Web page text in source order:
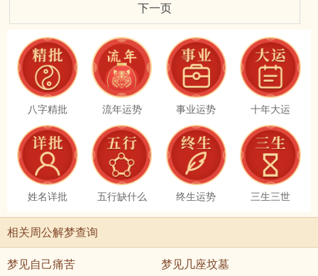
下一页
八字精批 流年运势 事业运势 十年大运
姓名详批 五行缺什么 终生运势 三生三世
相关周公解梦查询
梦见自己痛苦 梦见几座坟墓